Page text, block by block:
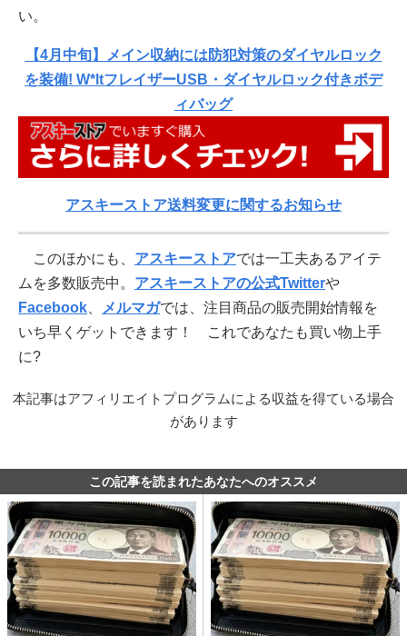
い。
【4月中旬】メイン収納には防犯対策のダイヤルロック
を装備! W*ltフレイザーUSB・ダイヤルロック付きボデ
ィバッグ
アスキーストア送料変更に関するお知らせ
このほかにも、 アスキーストアでは一工夫あるアイテ
ムを多数販売中。 アスキーストアの公式Twitterや
Facebook
メルマガでは、注目商品の販売開始情報を
いち早くゲットできます！ これであなたも買い物上手
に?
本記事はアフィリエイトプログラムによる収益を得ている場合
があります
この記事を読まれたあなたへのオススメ